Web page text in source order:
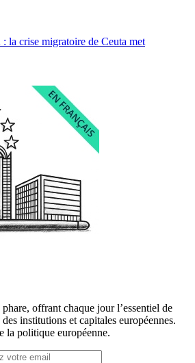
: la crise migratoire de Ceuta met
offrant chaque jour l’essentiel de
institutions et capitales européennes.
la politique européenne.